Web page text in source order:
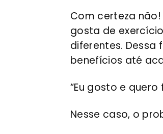
Com certeza
gosta de
diferentes.
benefícios até
“Eu gosto e
Nesse caso, o